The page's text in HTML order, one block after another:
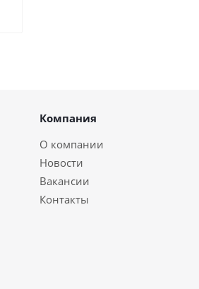
Компания
О компании
Новости
Вакансии
Контакты